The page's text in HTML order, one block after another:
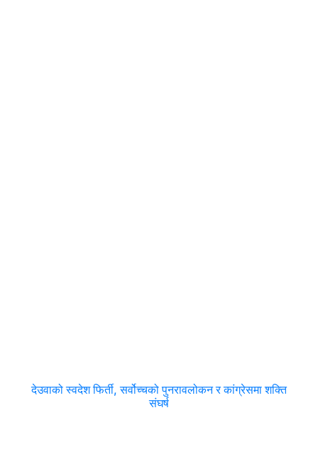
देउवाको स्वदेश फिर्ती, सर्वोच्चको पुनरावलोकन र कांग्रेसमा शक्ति
संघर्ष